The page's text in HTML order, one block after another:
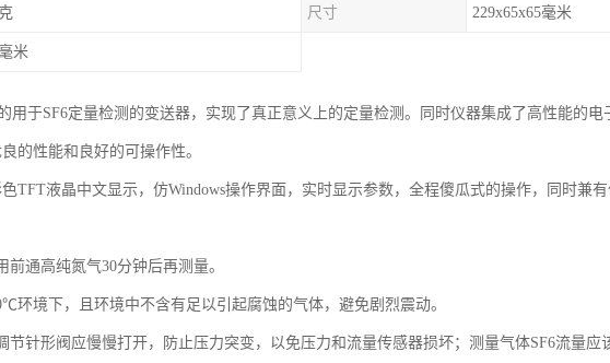
尺寸 229x65x65毫米
米
用于SF6定量检测的变送器，实现了真正意义上的定量检测。同时仪器集成了高性能的
的性能和良好的可操作性。
TFT液晶中文显示，仿Windows操作界面，实时显示参数，全程傻瓜式的操作，同时兼有
前通高纯氮气30分钟后再测量。
环境下，且环境中不含有足以引起腐蚀的气体，避免剧烈震动。
节针形阀应慢慢打开，防止压力突变，以免压力和流量传感器损坏；测量气体SF6流量应